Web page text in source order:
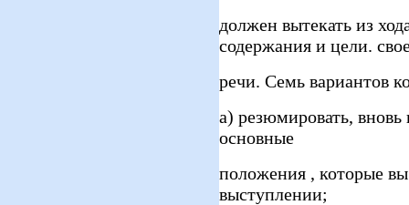
должен вытекать из
содержания и цели.
речи. Семь вариантов
а) резюмировать, вновь
основные
положения , которые вы
выступлении;